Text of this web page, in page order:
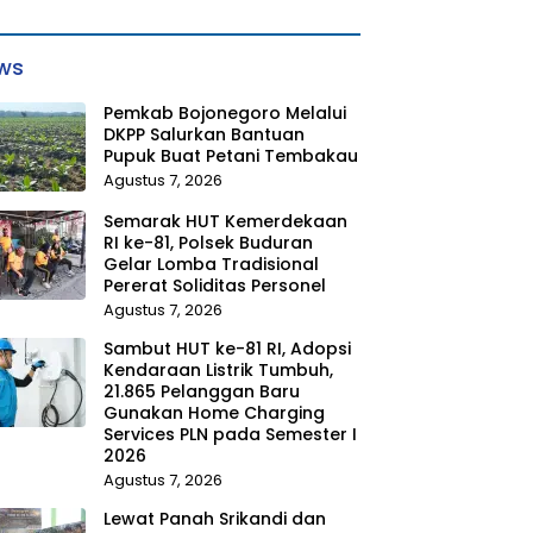
Pemkab Bojonegoro Melalui
DKPP Salurkan Bantuan
Pupuk Buat Petani Tembakau
Agustus 7, 2026
Semarak HUT Kemerdekaan
RI ke-81, Polsek Buduran
Gelar Lomba Tradisional
Pererat Soliditas Personel
Agustus 7, 2026
Sambut HUT ke-81 RI, Adopsi
Kendaraan Listrik Tumbuh,
21.865 Pelanggan Baru
Gunakan Home Charging
Services PLN pada Semester I
2026
Agustus 7, 2026
Lewat Panah Srikandi dan